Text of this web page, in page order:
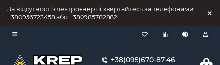
За відсутності єлектроєнергії звертайтесь за телефонами:
+380956723458 або +380985782882
+38(095)670-87-46